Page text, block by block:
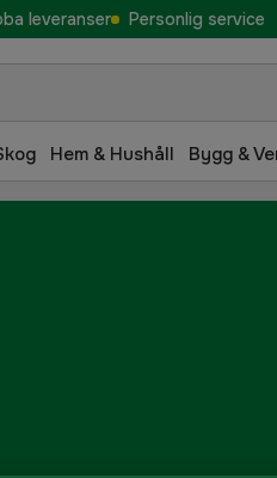
leveranser Personlig service
Hem & Hushåll Bygg &